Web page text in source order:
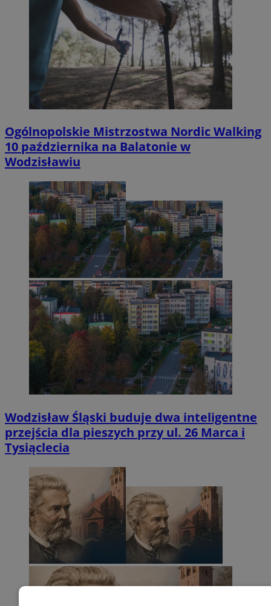
Ogólnopolskie Mistrzostwa Nordic Walking
10 października na Balatonie w
Wodzisławiu
Wodzisław Śląski buduje dwa inteligentne
przejścia dla pieszych przy ul. 26 Marca i
Tysiąclecia